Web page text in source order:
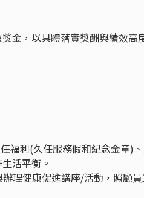
金，以具體落實獎酬與績效高
福利(久任服務假和紀念金章)
活平衡。
理健康促進講座/活動，照顧